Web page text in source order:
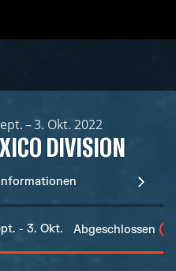
– 3. Okt. 2022
DIVISION
- 3. Okt. Abgeschlossen